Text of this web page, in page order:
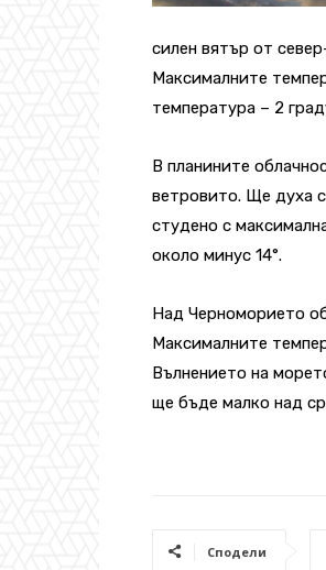
силен вятър от
Максималните
температура – 2
В планините
ветровито. Ще духа
студено с
около минус 14°.
Над Черноморието
Максималните
Вълнението на
ще бъде малко над
Сподели